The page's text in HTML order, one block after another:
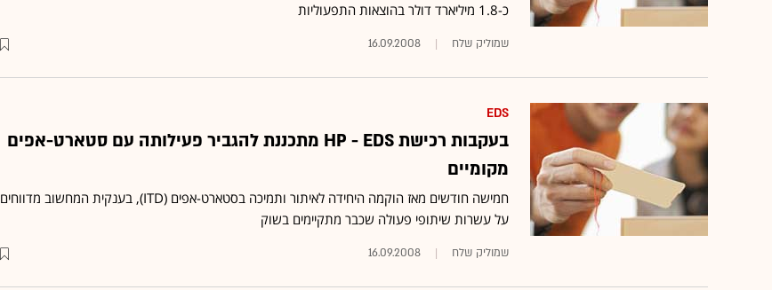
כ-1.8 מיליארד דולר בהוצאות התפעוליות
שמוליק שלח‏ 16.09.2008
EDS
בעקבות רכישת HP - EDS מתכננת להגביר פעילותה עם סטארט-אפים
מקומיים
חמישה חודשים מאז הוקמה היחידה לאיתור ותמיכה בסטארט-אפים (ITD), בענקית המחשוב מדווחים
על עשרות שיתופי פעולה שכבר מתקיימים בשוק
שמוליק שלח 16.09.2008